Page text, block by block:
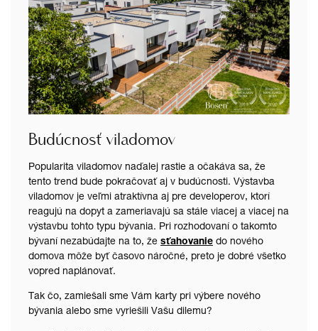
Budúcnosť viladomov
Popularita viladomov naďalej rastie a očakáva sa, že
tento trend bude pokračovať aj v budúcnosti. Výstavba
viladomov je veľmi atraktívna aj pre developerov, ktorí
reagujú na dopyt a zameriavajú sa stále viacej a viacej na
výstavbu tohto typu bývania. Pri rozhodovaní o takomto
bývaní nezabúdajte na to, že sťahovanie do nového
domova môže byť časovo náročné, preto je dobré všetko
vopred naplánovať.
Tak čo, zamiešali sme Vám karty pri výbere nového
bývania alebo sme vyriešili Vašu dilemu?